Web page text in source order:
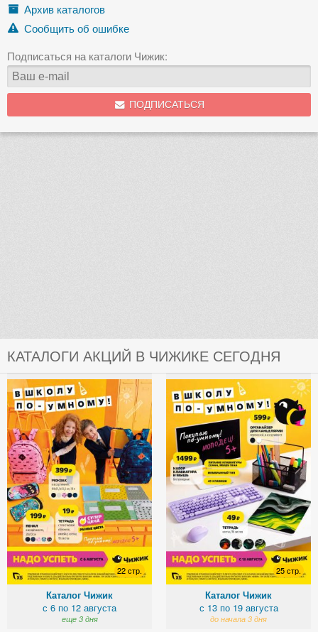
Архив каталогов
Сообщить об ошибке
Подписаться на каталоги Чижик:
ПОДПИСАТЬСЯ
КАТАЛОГИ АКЦИЙ В ЧИЖИКЕ СЕГОДНЯ
22 стр.
Каталог Чижик
с 6 по 12 августа
еще 3 дня
25 стр.
Каталог Чижик
с 13 по 19 августа
до начала 3 дня